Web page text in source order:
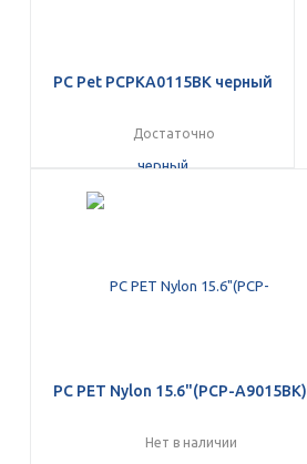
PC Pet PCPKA0115BK черный
Достаточно
PC PET Nylon 15.6"(PCP-A9015BK)
Нет в наличии